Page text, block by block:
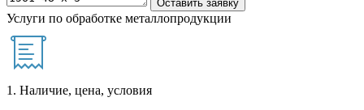
Услуги по обработке металлопродукции
1. Наличие, цена, условия